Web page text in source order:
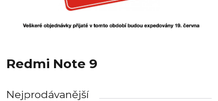
Redmi Note 9
Nejprodávanější